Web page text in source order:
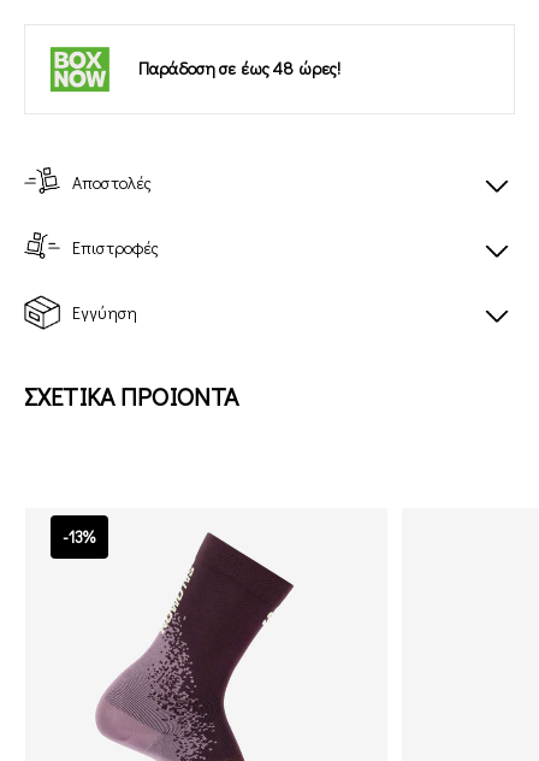
Παράδοση σε έως 48 ώρες!
Αποστολές
Επιστροφές
Εγγύηση
ΣΧΕΤΙΚΑ ΠΡΟΙΟΝΤΑ
-13%